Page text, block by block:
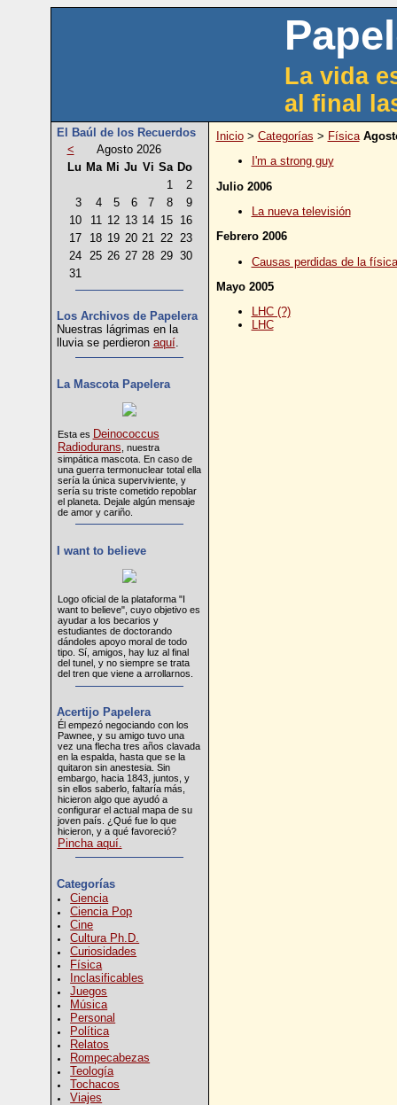
La vida
al final
El Baúl de los Recuerdos
<
Agosto 2026
Lu Ma Mi Ju Vi Sa Do
1
2
3
4 5 6 7 8
9
10
11 12 13 14 15
16
17
18 19 20 21 22 23
24
25 26 27 28 29 30
31
Los Archivos de Papelera
Nuestras lágrimas en la
lluvia se perdieron aquí.
La Mascota Papelera
Esta es Deinococcus
Radiodurans , nuestra
simpática mascota. En caso de
una guerra termonuclear total ella
sería la única superviviente, y
sería su triste cometido repoblar
el planeta. Dejale algún mensaje
de amor y cariño.
I want to believe
Logo oficial de la plataforma "I
want to believe", cuyo objetivo es
ayudar a los becarios y
estudiantes de doctorando
dándoles apoyo moral de todo
tipo. Sí, amigos, hay luz al final
del tunel, y no siempre se trata
del tren que viene a arrollarnos.
Acertijo Papelera
Él empezó negociando con los
Pawnee, y su amigo tuvo una
vez una flecha tres años clavada
en la espalda, hasta que se la
quitaron sin anestesia. Sin
embargo, hacia 1843, juntos, y
sin ellos saberlo, faltaría más,
hicieron algo que ayudó a
configurar el actual mapa de su
joven país. ¿Qué fue lo que
hicieron, y a qué favoreció?
Pincha aquí.
Categorías
Ciencia
Ciencia Pop
Cine
Cultura Ph.D.
Curiosidades
Física
Inclasificables
Juegos
Música
Personal
Política
Relatos
Rompecabezas
Teología
Tochacos
Viajes
Inicio> Categorías > Física
I'm a strong guy
Julio 2006
La nueva televisión
Febrero 2006
Causas perdidas de la física
Mayo 2005
LHC (?)
LHC